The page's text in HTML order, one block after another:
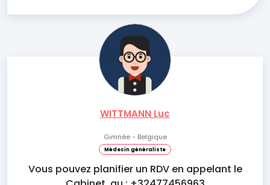
WITTMANN Luc
Gimnée - Belgique
Médecin généraliste
Vous pouvez planifier un RDV en appelant le